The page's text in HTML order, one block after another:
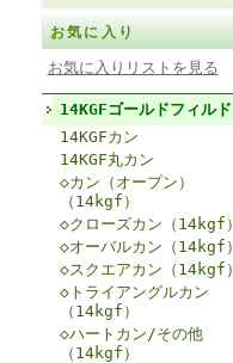
お気に入り
お気に入りリストを見る
14KGFゴールドフィルド
14KGFカン
14KGF丸カン
◇カン（オープン）
（14kgf）
◇クローズカン（14kgf）
◇オーバルカン（14kgf）
◇スクエアカン（14kgf）
◇トライアングルカン
（14kgf）
◇ハートカン/その他
（14kgf）